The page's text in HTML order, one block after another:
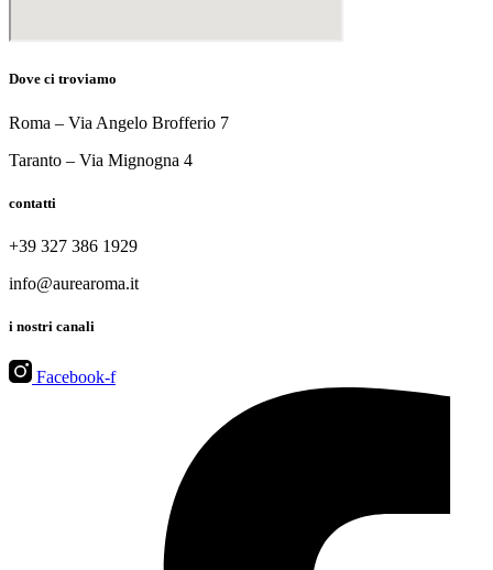
Dove ci troviamo
Roma – Via Angelo Brofferio 7
Taranto – Via Mignogna 4
contatti
+39 327 386 1929
info@aurearoma.it
i nostri canali
Facebook-f